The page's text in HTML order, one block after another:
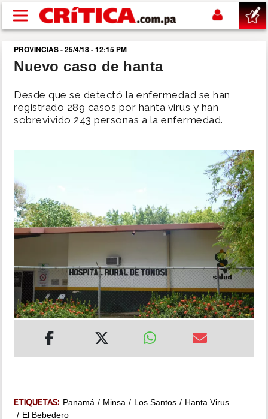
Pasar al contenido principal
buscar
NACIONAL
SHOW
DEPORTES
INSÓLITAS
IMPRESO
PROVINCIAS - 25/4/18 - 12:15 PM
Nuevo caso de hanta
Desde que se detectó la enfermedad se han
registrado 289 casos por hanta virus y han
sobrevivido 243 personas a la enfermedad.
ETIQUETAS: Panamá Minsa Los Santos
Hanta Virus
El Bebedero